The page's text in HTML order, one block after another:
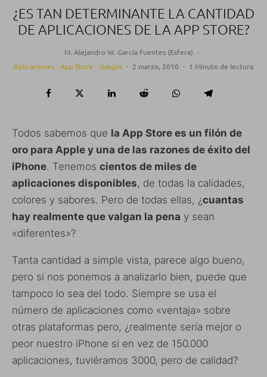
¿ES TAN DETERMINANTE LA CANTIDAD
DE APLICACIONES DE LA APP STORE?
M. Alejandro W. García Fuentes (Esfera) ·
Aplicaciones
App Store Juegos · 2 marzo, 2010 · 1 Minuto de lectura
Todos sabemos que la App Store es un filón de
oro para Apple y una de las razones de éxito del
iPhone. Tenemos cientos de miles de
aplicaciones disponibles, de todas la calidades,
colores y sabores. Pero de todas ellas, ¿cuantas
hay realmente que valgan la pena y sean
«diferentes»?
Tanta cantidad a simple vista, parece algo bueno,
pero si nos ponemos a analizarlo bien, puede que
tampoco lo sea del todo. Siempre se usa el
número de aplicaciones como «ventaja» sobre
otras plataformas pero, ¿realmente sería mejor o
peor nuestro iPhone si en vez de 150.000
aplicaciones, tuviéramos 3000, pero de calidad?